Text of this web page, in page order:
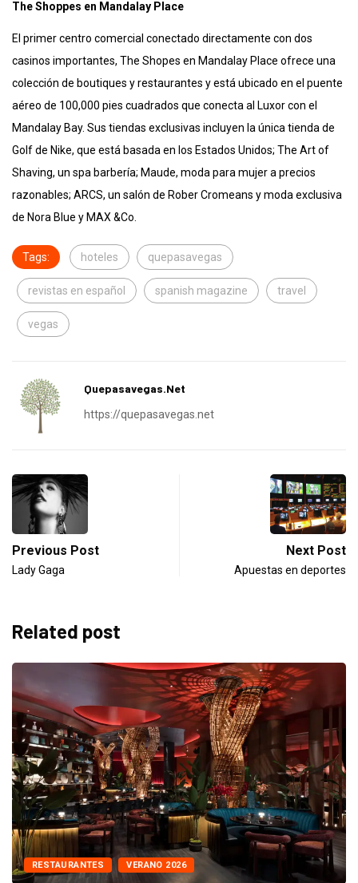
The Shoppes en Mandalay Place
El primer centro comercial conectado directamente con dos
casinos importantes, The Shopes en Mandalay Place ofrece una
colección de boutiques y restaurantes y está ubicado en el puente
aéreo de 100,000 pies cuadrados que conecta al Luxor con el
Mandalay Bay. Sus tiendas exclusivas incluyen la única tienda de
Golf de Nike, que está basada en los Estados Unidos; The Art of
Shaving, un spa barbería; Maude, moda para mujer a precios
razonables; ARCS, un salón de Rober Cromeans y moda exclusiva
de Nora Blue y MAX &Co.
Tags: hoteles quepasavegas
revistas en español spanish magazine travel
vegas
Quepasavegas.net
https://quepasavegas.net
Previous Post
Lady Gaga
Next Post
Apuestas en deportes
Related post
NIGHTCLUB VERANO 2026